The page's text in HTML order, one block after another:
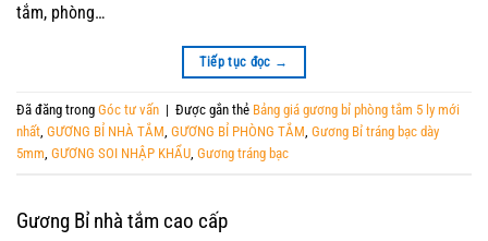
tắm, phòng…
Tiếp tục đọc →
Đã đăng trong Góc tư vấn | Được gắn thẻ Bảng giá gương bỉ phòng tắm 5 ly mới
nhất GƯƠNG BỈ NHÀ TẮM GƯƠNG BỈ PHÒNG TẮM Gương Bỉ tráng bạc dày
5mm GƯƠNG SOI NHẬP KHẨU Gương tráng bạc
Gương Bỉ nhà tắm cao cấp